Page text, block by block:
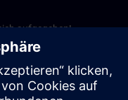
aufgegeben!